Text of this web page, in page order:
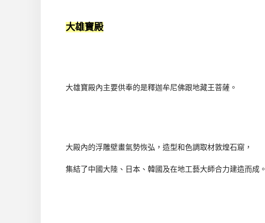
大雄寶殿
大雄寶殿內主要供奉的是釋迦牟尼佛跟地藏王菩薩。
大殿內的浮雕壁畫氣勢恢弘，造型和色調取材敦煌石窟，
集結了中國大陸、日本、韓國及在地工藝大師合力建造而成。